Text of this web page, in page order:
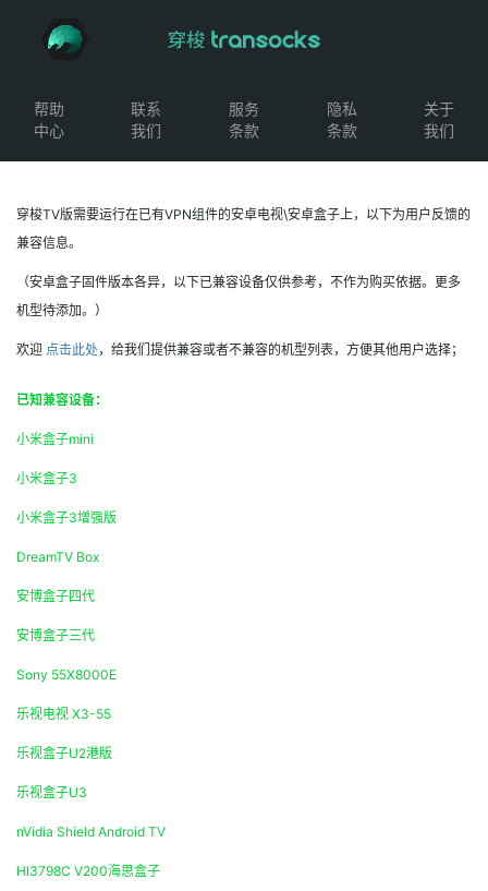
帮助
中心
联系
我们
服务
条款
隐私
条款
关于
我们
穿梭TV版需要运行在已有VPN组件的安卓电视\安卓盒子上，以下为用户反馈的
兼容信息。
（安卓盒子固件版本各异，以下已兼容设备仅供参考，不作为购买依据。更多
机型待添加。）
欢迎 点击此处 ，给我们提供兼容或者不兼容的机型列表，方便其他用户选择；
已知兼容设备：
小米盒子mini
小米盒子3
小米盒子3增强版
DreamTV Box
安博盒子四代
安博盒子三代
Sony 55X8000E
乐视电视 X3-55
乐视盒子U2港版
乐视盒子U3
nVidia Shield Android TV
HI3798C V200海思盒子